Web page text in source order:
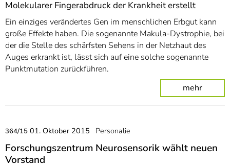
Molekularer Fingerabdruck der Krankheit erstellt
Ein einziges verändertes Gen im menschlichen Erbgut kann
große Effekte haben. Die sogenannte Makula-Dystrophie, bei
der die Stelle des schärfsten Sehens in der Netzhaut des
Auges erkrankt ist, lässt sich auf eine solche sogenannte
Punktmutation zurückführen.
mehr
364/15 01. Oktober 2015 Personalie
Forschungszentrum Neurosensorik wählt neuen
Vorstand